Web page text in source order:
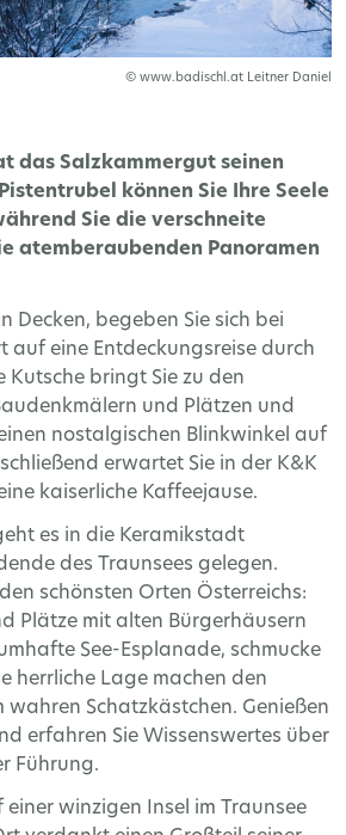
© www.badischl.at Leitner Daniel
das Salzkammergut seinen
können Sie Ihre Seele
Sie die verschneite
atemberaubenden Panoramen
Decken, begeben Sie sich bei
auf eine Entdeckungsreise durch
Kutsche bringt Sie zu den
und Plätzen und
nostalgischen Blinkwinkel auf
erwartet Sie in der K&K
kaiserliche Kaffeejause.
es in die Keramikstadt
des Traunsees gelegen.
schönsten Orten Österreichs:
Plätze mit alten Bürgerhäusern
See-Esplanade, schmucke
herrliche Lage machen den
wahren Schatzkästchen. Genießen
erfahren Sie Wissenswertes über
Führung.
einer winzigen Insel im Traunsee